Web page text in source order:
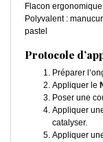
Flacon
Polyvalent :
pastel
Protocole
Préparer
Appliquer le
Poser une
Appliquer
catalyser.
Appliquer